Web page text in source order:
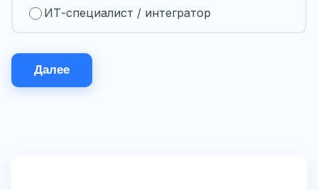
ИТ-специалист / интегратор
Далее